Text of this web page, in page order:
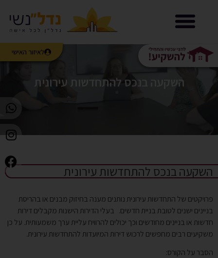
לאיזור האישי
השקעה בנכס להתחדשות עירונית
השקעה בנכס להתחדשות עירונית
פרויקטים של התחדשות עירונית נותנים מענה בחיזוק מבנים או בהריסת
בניינים ישנים לטובת בניית חדשים. בעלי הדירות הישנות מקבלים דירות
חדשות או בניינים מחודשים וכך יכולים להרוויח עליית ערך משמעותית. על כן
משקיעים רבים מחפשים לרכוש דירות המיועדות להתחדשות עירונית.
הסבר על הקורס: